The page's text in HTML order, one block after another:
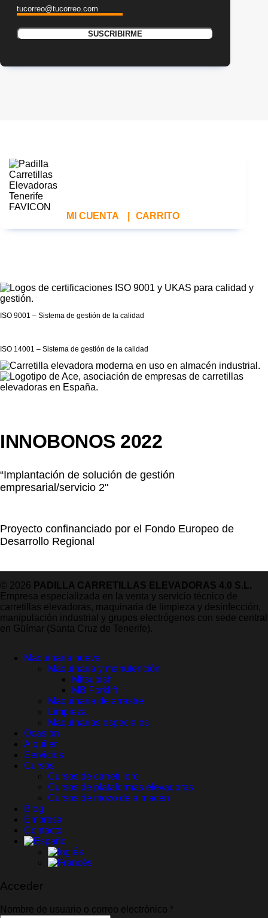
MI CUENTA CARRITO
ISO 9001 – Sistema de gestión de la calidad
ISO 14001 – Sistema de gestión de la calidad
INNOBONOS 2022
“Implantación de solución de gestión
empresarial/servicio 2"
Proyecto confinanciado por el Fondo Europeo de
Desarrollo Regional
© 2026 PADILLA CARRETILLAS ELEVADORAS 4.0 S.L.
Empresa especializada en la venta y servicio técnico de
carretillas elevadoras, maquinaria de limpieza y desinfección,
manipulación industrial y grupos electrógenos con sede central
en Güímar (Santa Cruz de Tenerife).
Maquinaria nueva
Maquinaria y manutención
Mitsubishi
MB Forklift
Maquinaria de arrastre
Limpieza
Maquinarias especiales
Ocasión
Alquiler
Servicios
Cursos
Cursos de carretillero
Cursos de plataformas elevadoras
Cursos de mozo de almacén
Blog
Empresa
Contacto
Acceder
Nombre de usuario o correo electrónico *